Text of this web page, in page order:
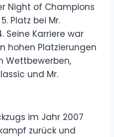
Night of Champions
Platz bei Mr.
Seine Karriere war
hohen Platzierungen
Wettbewerben,
und Mr.
im Jahr 2007
zurück und